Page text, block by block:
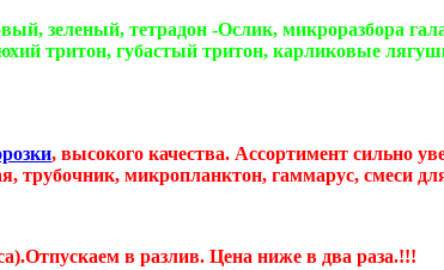
зеленый, тетрадон -Ослик, микроразбора
тритон, губастый тритон, карликовые
, высокого качества. Ассортимент сильно
микропланктон, гаммарус, смеси
в разлив. Цена ниже в два раза.!!!